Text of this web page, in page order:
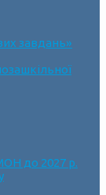
завдань»
до 2027 р.